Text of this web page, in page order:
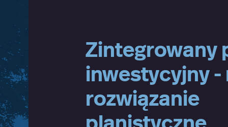
Zintegrowany
inwestycyjny -
rozwiązanie